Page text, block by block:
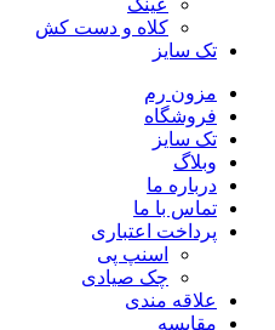
کلاه و دست کش
تک سایز
مزون رم
فروشگاه
تک سایز
وبلاگ
درباره ما
تماس با ما
پرداخت اعتباری
اسنپ پی
چک صیادی
علاقه مندی
مقايسه